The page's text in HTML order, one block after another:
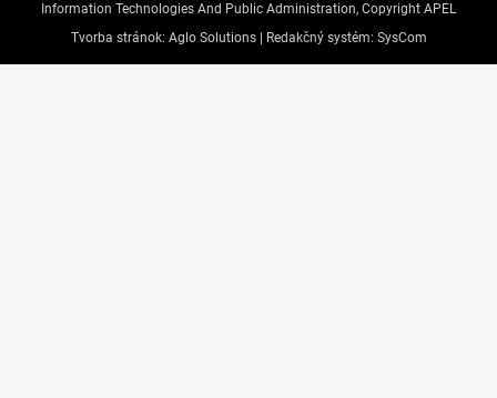
Information Technologies And Public Administration, Copyright APEL
Tvorba stránok: Aglo Solutions | Redakčný systém: SysCom